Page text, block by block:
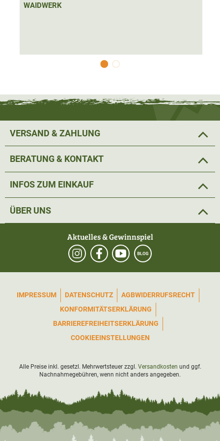
WAIDWERK
VERSAND & ZAHLUNG
BERATUNG & KONTAKT
INFOS ZUM EINKAUF
ÜBER UNS
Aktuelles & Gewinnspiel
IMPRESSUM DATENSCHUTZ AGBWIDERRUFSRECHT
KONFORMITÄTSERKLÄRUNG
BARRIEREFREIHEITSERKLÄRUNG
COOKIEEINSTELLUNGEN
Alle Preise inkl. gesetzl. Mehrwertsteuer zzgl. Versandkosten und ggf.
Nachnahmegebühren, wenn nicht anders angegeben.